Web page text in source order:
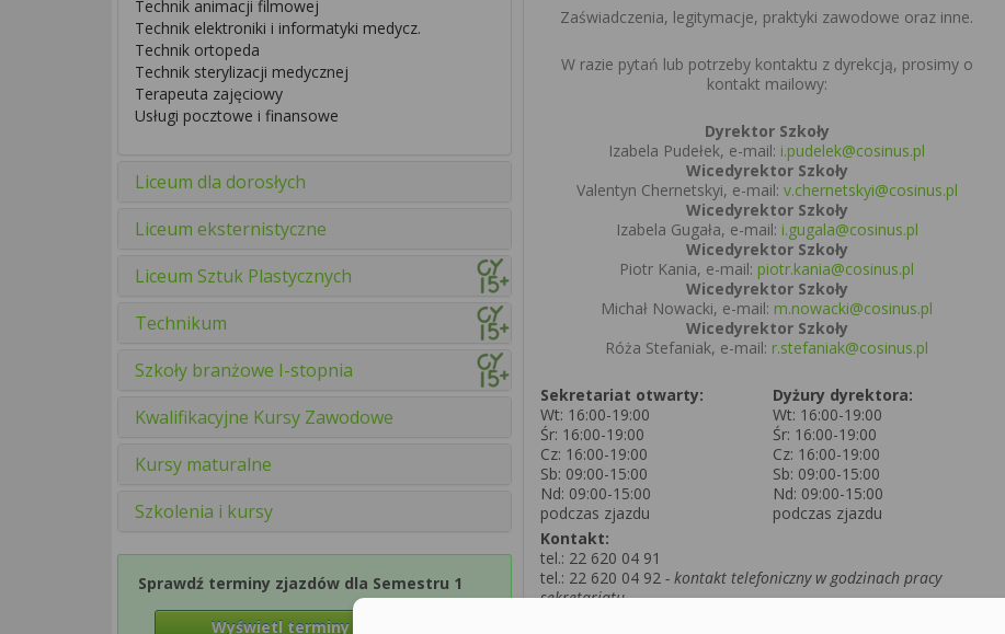
Technik animacji filmowej
Technik elektroniki i informatyki medycz.
Technik ortopeda
Technik sterylizacji medycznej
Terapeuta zajęciowy
Usługi pocztowe i finansowe
Liceum dla dorosłych
Liceum eksternistyczne
Liceum Sztuk Plastycznych
Technikum
Szkoły branżowe I-stopnia
Kwalifikacyjne Kursy Zawodowe
Kursy maturalne
Szkolenia i kursy
Sprawdź terminy zjazdów dla Semestru 1
Wyświetl terminy zjazdów
Zaświadczenia, legitymacje, praktyki zawodowe oraz inne.
W razie pytań lub potrzeby kontaktu z dyrekcją, prosimy o
kontakt mailowy:
Dyrektor Szkoły
Izabela Pudełek, e-mail: i.pudelek@cosinus.pl
Wicedyrektor Szkoły
Valentyn Chernetskyi, e-mail: v.chernetskyi@cosinus.pl
Wicedyrektor Szkoły
Izabela Gugała, e-mail: i.gugala@cosinus.pl
Wicedyrektor Szkoły
Piotr Kania, e-mail: piotr.kania@cosinus.pl
Wicedyrektor Szkoły
Michał Nowacki, e-mail: m.nowacki@cosinus.pl
Wicedyrektor Szkoły
Róża Stefaniak, e-mail: r.stefaniak@cosinus.pl
Sekretariat otwarty:
Wt: 16:00-19:00
Śr: 16:00-19:00
Cz: 16:00-19:00
Sb: 09:00-15:00
Nd: 09:00-15:00
podczas zjazdu
Dyżury dyrektora:
Wt: 16:00-19:00
Śr: 16:00-19:00
Cz: 16:00-19:00
Sb: 09:00-15:00
Nd: 09:00-15:00
podczas zjazdu
Kontakt:
tel.: 22 620 04 91
tel.: 22 620 04 92 - kontakt telefoniczny w godzinach pracy
sekretariatu